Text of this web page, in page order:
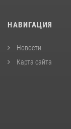
НАВИГАЦИЯ
Новости
Карта сайта